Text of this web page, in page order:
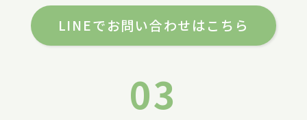
LINEでお問い合わせはこちら
03